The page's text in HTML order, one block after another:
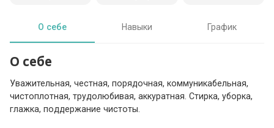
О себе Навыки График
О себе
Уважительная, честная, порядочная, коммуникабельная,
чистоплотная, трудолюбивая, аккуратная. Стирка, уборка,
глажка, поддержание чистоты.